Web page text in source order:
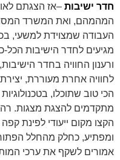
חדר ישיבות –אז הצגתם
המהמהם, ואת המשרד
העבודה שמצוידת למשעי,
מגיעים לחדר הישיבות
ורענון החוויה בחדר
לחוויה אחרת מעוררת,
הכי טוב שתוכלו,
מתקדמים להצגת מצגות.
הקצו מקום ייעודי לפינת
ומפתיע, כחלק מהחלל
אמורים לשקף את ערכי